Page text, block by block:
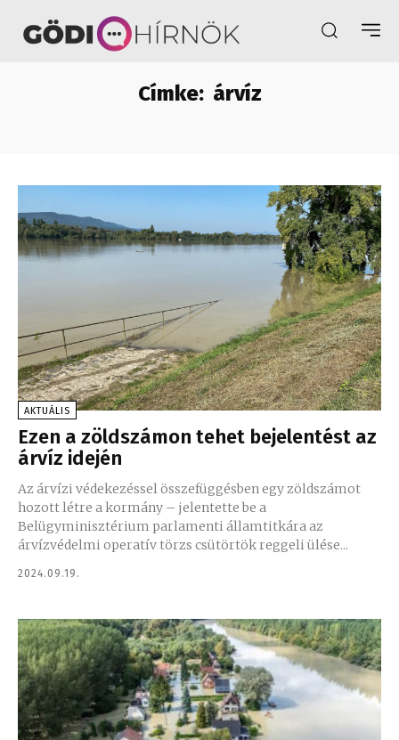
Címke: árvíz
AKTUÁLIS
Ezen a zöldszámon tehet bejelentést az
árvíz idején
Az árvízi védekezéssel összefüggésben egy zöldszámot
hozott létre a kormány – jelentette be a
Belügyminisztérium parlamenti államtitkára az
árvízvédelmi operatív törzs csütörtök reggeli ülése...
2024.09.19.